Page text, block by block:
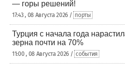
— горы решений!
17:43 , 08 Августа 2026 / порты
Турция с начала года
зерна почти на 70%
11:00 , 08 Августа 2026 / события